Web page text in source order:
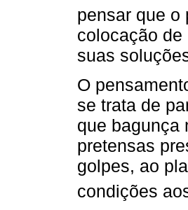
pensar que o
colocação
suas
O
se trata de
que bagunça
pretensas
golpes, ao
condições